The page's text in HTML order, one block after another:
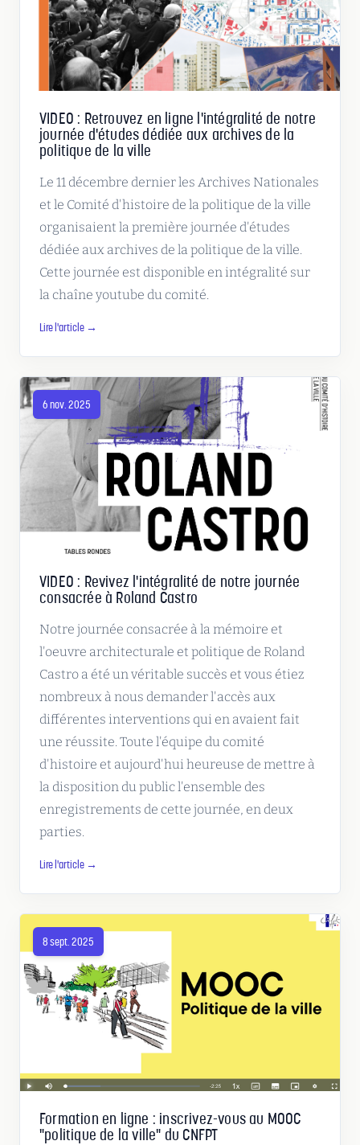
VIDEO : Retrouvez en ligne l'intégralité de notre
journée d'études dédiée aux archives de la
politique de la ville
Le 11 décembre dernier les Archives Nationales
et le Comité d'histoire de la politique de la ville
organisaient la première journée d'études
dédiée aux archives de la politique de la ville.
Cette journée est disponible en intégralité sur
la chaîne youtube du comité.
Lire l'article →
6 nov. 2025
VIDEO : Revivez l'intégralité de notre journée
consacrée à Roland Castro
Notre journée consacrée à la mémoire et
l'oeuvre architecturale et politique de Roland
Castro a été un véritable succès et vous étiez
nombreux à nous demander l'accès aux
différentes interventions qui en avaient fait
une réussite. Toute l'équipe du comité
d'histoire et aujourd'hui heureuse de mettre à
la disposition du public l'ensemble des
enregistrements de cette journée, en deux
parties.
Lire l'article →
8 sept. 2025
Formation en ligne : inscrivez-vous au MOOC
"politique de la ville" du CNFPT